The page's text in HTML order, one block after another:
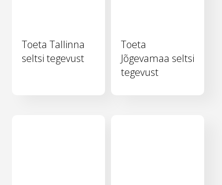
Toeta Tallinna
seltsi tegevust
Toeta
Jõgevamaa seltsi
tegevust